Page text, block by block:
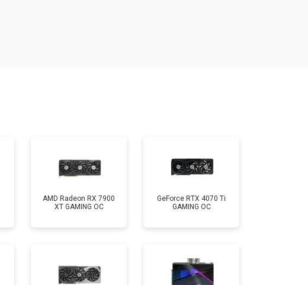
AMD Radeon RX 7900
XT GAMING OC
GeForce RTX 4070 Ti
GAMING OC